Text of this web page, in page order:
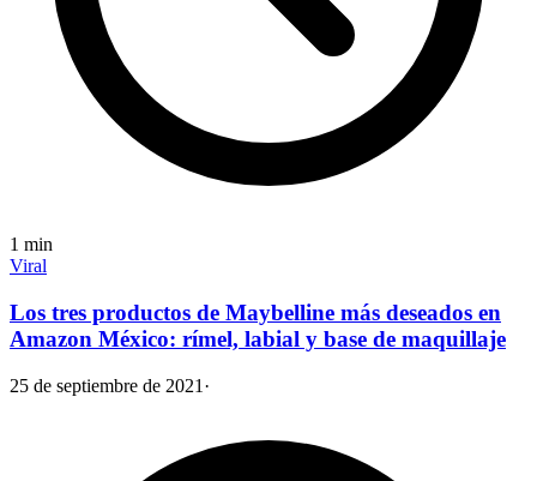
1 min
Viral
Los tres productos de Maybelline más deseados en
Amazon México: rímel, labial y base de maquillaje
25 de septiembre de 2021 ·